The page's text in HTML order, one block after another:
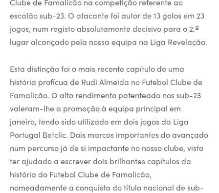
escalão sub-23. O atacante foi autor de 13 golos em 23
jogos, num registo absolutamente decisivo para o 2.º
lugar alcançado pela nossa equipa na Liga Revelação.
Esta distinção foi o mais recente capítulo de uma
história profícua de Rudi Almeida no Futebol Clube de
Famalicão. O alto rendimento patenteado nos sub-23
valeram-lhe a promoção à equipa principal em
janeiro, tendo sido utilizado em dois jogos da Liga
Portugal Betclic. Dois marcos importantes do avançado
num percurso já de si impactante no nosso clube, visto
ter ajudado a escrever dois brilhantes capítulos da
história do Futebol Clube de Famalicão,
nomeadamente a conquista do título nacional de sub-